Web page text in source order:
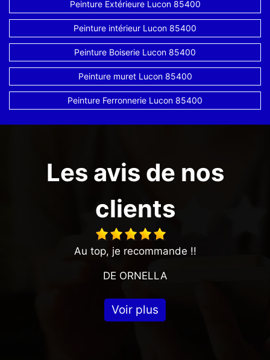
Peinture Extérieure Lucon 85400
Peinture intérieur Lucon 85400
Peinture Boiserie Lucon 85400
Peinture muret Lucon 85400
Peinture Ferronnerie Lucon 85400
Les avis de nos
clients
Au top, je recommande !!
DE ORNELLA
Voir plus